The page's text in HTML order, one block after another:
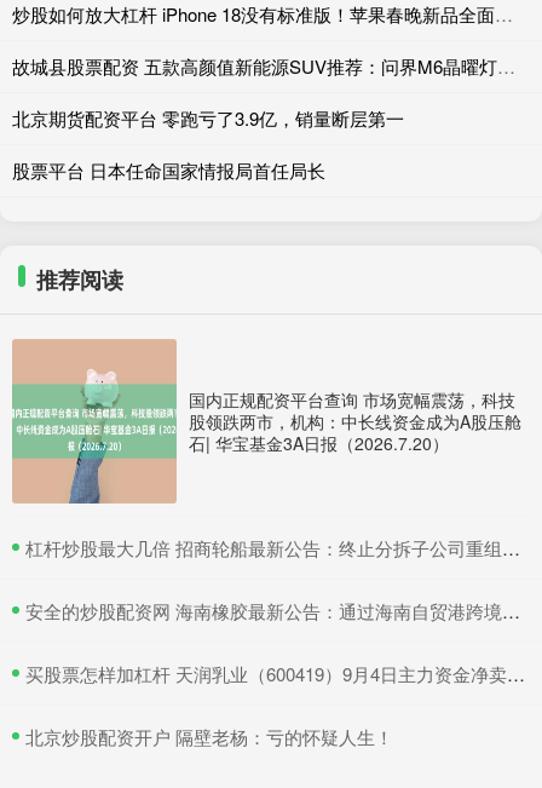
炒股如何放大杠杆 iPhone 18没有标准版！苹果春晚新品全面盘点
故城县股票配资 五款高颜值新能源SUV推荐：问界M6晶曜灯组领衔
北京期货配资平台 零跑亏了3.9亿，销量断层第一
股票平台 日本任命国家情报局首任局长
推荐阅读
国内正规配资平台查询 市场宽幅震荡，科技
股领跌两市，机构：中长线资金成为A股压舱
石| 华宝基金3A日报（2026.7.20）
​杠杆炒股最大几倍 招商轮船最新公告：终止分拆子公司重组上市
​安全的炒股配资网 海南橡胶最新公告：通过海南自贸港跨境资金集中运营中心认定
​买股票怎样加杠杆 天润乳业（600419）9月4日主力资金净卖出374.43万元
​北京炒股配资开户 隔壁老杨：亏的怀疑人生！